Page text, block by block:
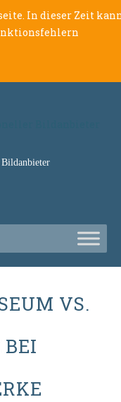
In dieser Zeit
Bildanbieter
VS.